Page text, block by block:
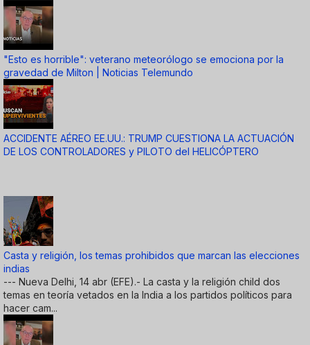
"Esto es horrible": veterano meteorólogo se emociona por la
gravedad de Milton | Noticias Telemundo
ACCIDENTE AÉREO EE.UU.: TRUMP CUESTIONA LA ACTUACIÓN
DE LOS CONTROLADORES y PILOTO del HELICÓPTERO
Casta y religión, los temas prohibidos que marcan las elecciones
indias
--- Nueva Delhi, 14 abr (EFE).- La casta y la religión child dos
temas en teoría vetados en la India a los partidos políticos para
hacer cam...